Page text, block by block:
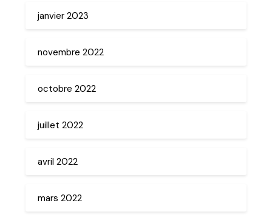
janvier 2023
novembre 2022
octobre 2022
juillet 2022
avril 2022
mars 2022